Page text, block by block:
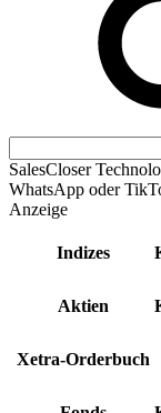
SalesCloser
WhatsApp oder
Anzeige
Indizes
Aktien
Xetra-Orderbuch